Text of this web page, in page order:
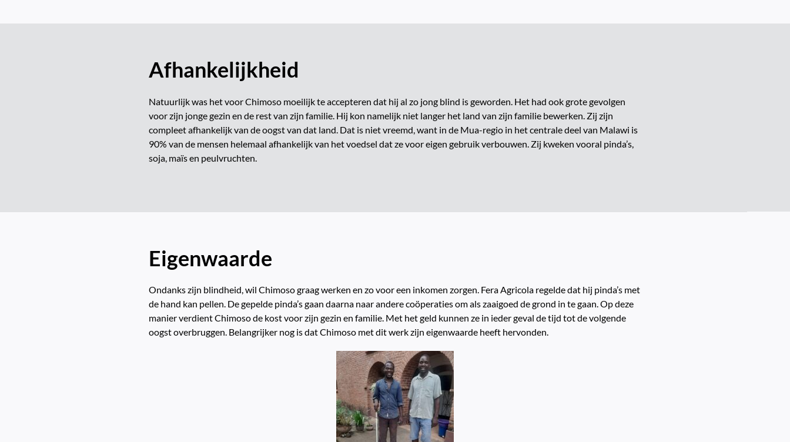
Afhankelijkheid
Natuurlijk was het voor Chimoso moeilijk te accepteren dat hij al zo jong blind is geworden. Het had ook grote gevolgen
voor zijn jonge gezin en de rest van zijn familie. Hij kon namelijk niet langer het land van zijn familie bewerken. Zij zijn
compleet afhankelijk van de oogst van dat land. Dat is niet vreemd, want in de Mua-regio in het centrale deel van Malawi is
90% van de mensen helemaal afhankelijk van het voedsel dat ze voor eigen gebruik verbouwen. Zij kweken vooral pinda’s,
soja, maïs en peulvruchten.
Eigenwaarde
Ondanks zijn blindheid, wil Chimoso graag werken en zo voor een inkomen zorgen. Fera Agricola regelde dat hij pinda’s met
de hand kan pellen. De gepelde pinda’s gaan daarna naar andere coöperaties om als zaaigoed de grond in te gaan. Op deze
manier verdient Chimoso de kost voor zijn gezin en familie. Met het geld kunnen ze in ieder geval de tijd tot de volgende
oogst overbruggen. Belangrijker nog is dat Chimoso met dit werk zijn eigenwaarde heeft hervonden.